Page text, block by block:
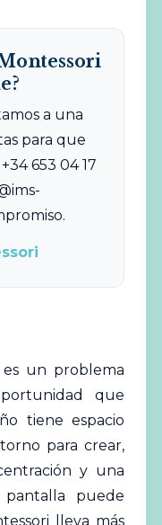
a una
para que
653 04 17
un problema
que
tiene espacio
para crear,
y una
puede
lleva más